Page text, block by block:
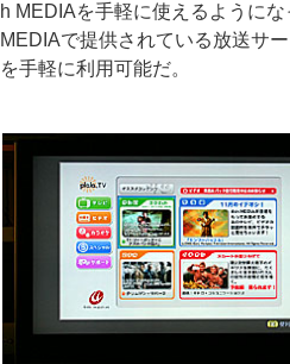
h MEDIAを手軽に使えるように
MEDIAで提供されている放送サ
を手軽に利用可能だ。